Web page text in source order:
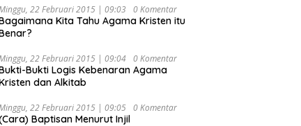
22 Februari 2015 | 09:03 0 Komentar
Kita Tahu Agama Kristen itu
22 Februari 2015 | 09:04 0 Komentar
Bukti Logis Kebenaran Agama
dan Alkitab
22 Februari 2015 | 09:05 0 Komentar
Baptisan Menurut Injil